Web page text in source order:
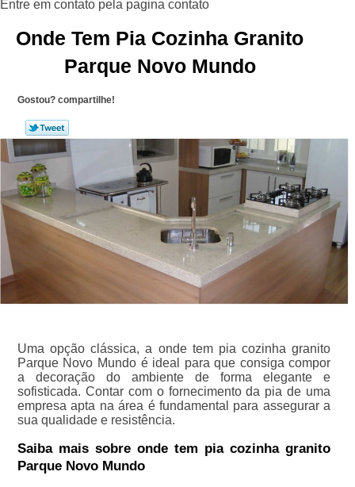
Onde Tem Pia Cozinha Granito
Parque Novo Mundo
Gostou? compartilhe!
Uma opção clássica, a onde tem pia cozinha granito
Parque Novo Mundo é ideal para que consiga compor
a decoração do ambiente de forma elegante e
sofisticada. Contar com o fornecimento da pia de uma
empresa apta na área é fundamental para assegurar a
sua qualidade e resistência.
Saiba mais sobre onde tem pia cozinha granito
Parque Novo Mundo